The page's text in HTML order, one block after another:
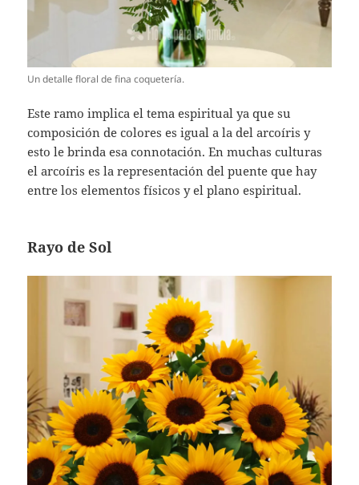
Un detalle floral de fina coquetería.
Este ramo implica el tema espiritual ya que su
composición de colores es igual a la del arcoíris y
esto le brinda esa connotación. En muchas culturas
el arcoíris es la representación del puente que hay
entre los elementos físicos y el plano espiritual.
Rayo de Sol